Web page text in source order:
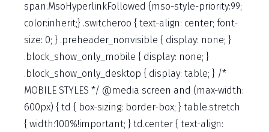
span.MsoHyperlinkFollowed {mso-style-priority:99;
color:inherit;} .switcheroo { text-align: center; font-
size: 0; } .preheader_nonvisible { display: none; }
.block_show_only_mobile { display: none; }
.block_show_only_desktop { display: table; } /*
MOBILE STYLES */ @media screen and (max-width:
600px) { td { box-sizing: border-box; } table.stretch
{ width:100%!important; } td.center { text-align: